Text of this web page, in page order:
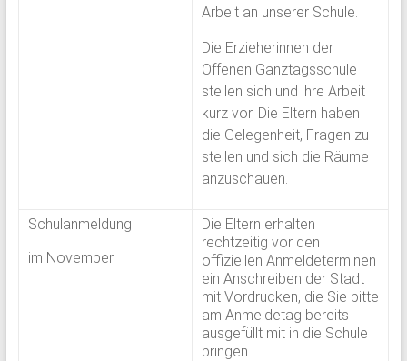
Arbeit an unserer Schule.
Die Erzieherinnen der
Offenen Ganztagsschule
stellen sich und ihre Arbeit
kurz vor. Die Eltern haben
die Gelegenheit, Fragen zu
stellen und sich die Räume
anzuschauen.
Schulanmeldung
im November
Die Eltern erhalten
rechtzeitig vor den
offiziellen Anmeldeterminen
ein Anschreiben der Stadt
mit Vordrucken, die Sie bitte
am Anmeldetag bereits
ausgefüllt mit in die Schule
bringen.